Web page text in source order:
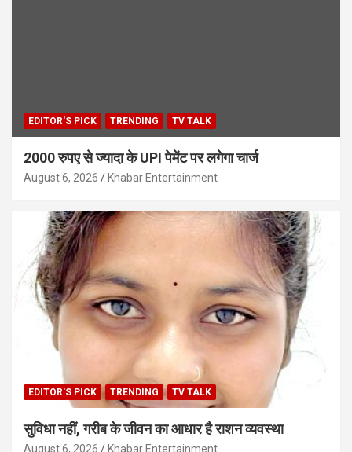
EDITOR'S PICK TRENDING TV TALK
2000 रुपए से ज्यादा के UPI पेमेंट पर लगेगा चार्ज
August 6, 2026 Khabar Entertainment
EDITOR'S PICK TRENDING TV TALK
सुविधा नहीं, गरीब के जीवन का आधार है राशन व्यवस्था
August 6, 2026 Khabar Entertainment